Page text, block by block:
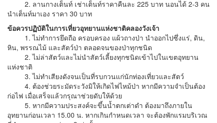
2. ลานกางเต็นท์ เช่าเต็นท์ราคาคืนละ 225 บาท นอนได้ 2-3 คน
นำเต็นท์มาเอง ราคา 30 บาท
ข้อควรปฏิบัติในการเที่ยวอุทยานแห่งชาติคลองวังเจ้า
1. ไม่ทำการยึดถือ ครอบครอง แผ้วถางป่า นำออกไปซึ่งแร่, ดิน,
หิน, พรรณไม้ และสัตว์ป่า ตลอดจนของป่าทุกชนิด
2. ไม่ล่าสัตว์และไม่นำสัตว์เลี้ยงทุกชนิดเข้าไปในเขตอุทยาน
แห่งชาติ
3. ไม่ทำเสียงดังจนเป็นที่รบกวนแก่นักท่องเที่ยวและสัตว์
4. ต้องช่วยระมัดระวังมิให้เกิดไฟไหม้ป่า หากมีความจำเป็นต้อง
ก่อไฟ เมื่อเสร็จแล้วกรุณาช่วยดับให้ด้วย
5. หากมีความประสงค์จะขึ้นน้ำตกเต่าดำ ต้องมาถึงภายใน
อุทยานก่อนเวลา 15.00 น. หากเกินกำหนดเวลา จะต้องพักแรมบริเวณ